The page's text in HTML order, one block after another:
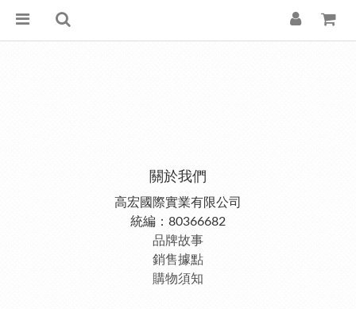
關於我們
高宏國際實業有限公司
統編：80366682
品牌故事
銷售據點
購物須知